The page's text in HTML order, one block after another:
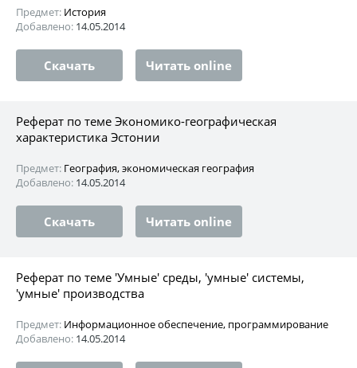
Предмет: История
Добавлено: 14.05.2014
Скачать Читать online
Реферат по теме Экономико-географическая
характеристика Эстонии
Предмет: География, экономическая география
Добавлено: 14.05.2014
Скачать Читать online
Реферат по теме 'Умные' среды, 'умные' системы,
'умные' производства
Предмет: Информационное обеспечение, программирование
Добавлено: 14.05.2014